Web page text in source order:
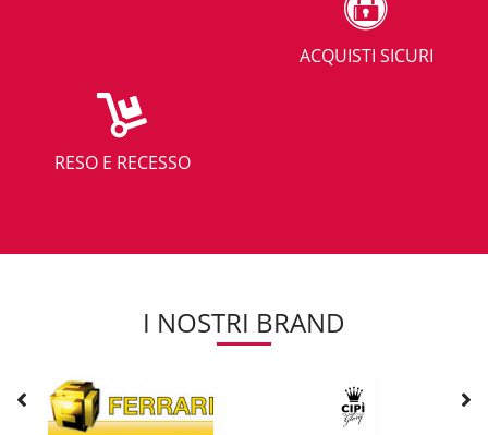
ACQUISTI SICURI
RESO E RECESSO
I NOSTRI BRAND